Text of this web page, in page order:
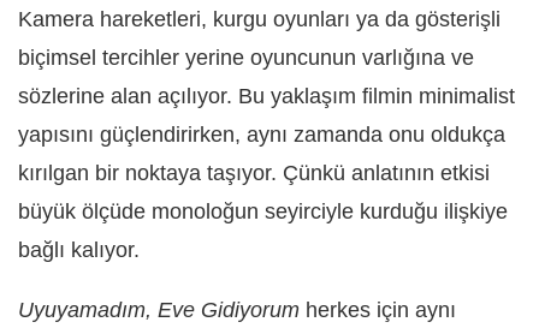
Kamera hareketleri, kurgu oyunları ya da gösterişli
biçimsel tercihler yerine oyuncunun varlığına ve
sözlerine alan açılıyor. Bu yaklaşım filmin minimalist
yapısını güçlendirirken, aynı zamanda onu oldukça
kırılgan bir noktaya taşıyor. Çünkü anlatının etkisi
büyük ölçüde monoloğun seyirciyle kurduğu ilişkiye
bağlı kalıyor.
Uyuyamadım, Eve Gidiyorum herkes için aynı